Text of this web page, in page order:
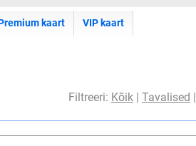
kaart VIP kaart
Filtreeri: Kõik | Tavalised |